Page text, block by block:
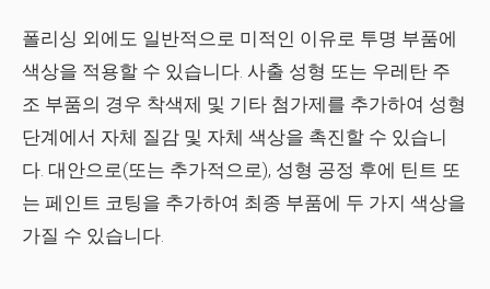
폴리싱 외에도 일반적으로 미적인 이유로 투명 부품에
색상을 적용할 수 있습니다. 사출 성형 또는 우레탄 주
조 부품의 경우 착색제 및 기타 첨가제를 추가하여 성형
단계에서 자체 질감 및 자체 색상을 촉진할 수 있습니
다. 대안으로(또는 추가적으로), 성형 공정 후에 틴트 또
는 페인트 코팅을 추가하여 최종 부품에 두 가지 색상을
가질 수 있습니다.